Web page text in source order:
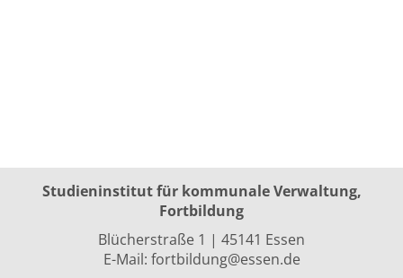
Studieninstitut für kommunale Verwaltung,
Fortbildung
Blücherstraße 1 | 45141 Essen
E-Mail: fortbildung@essen.de